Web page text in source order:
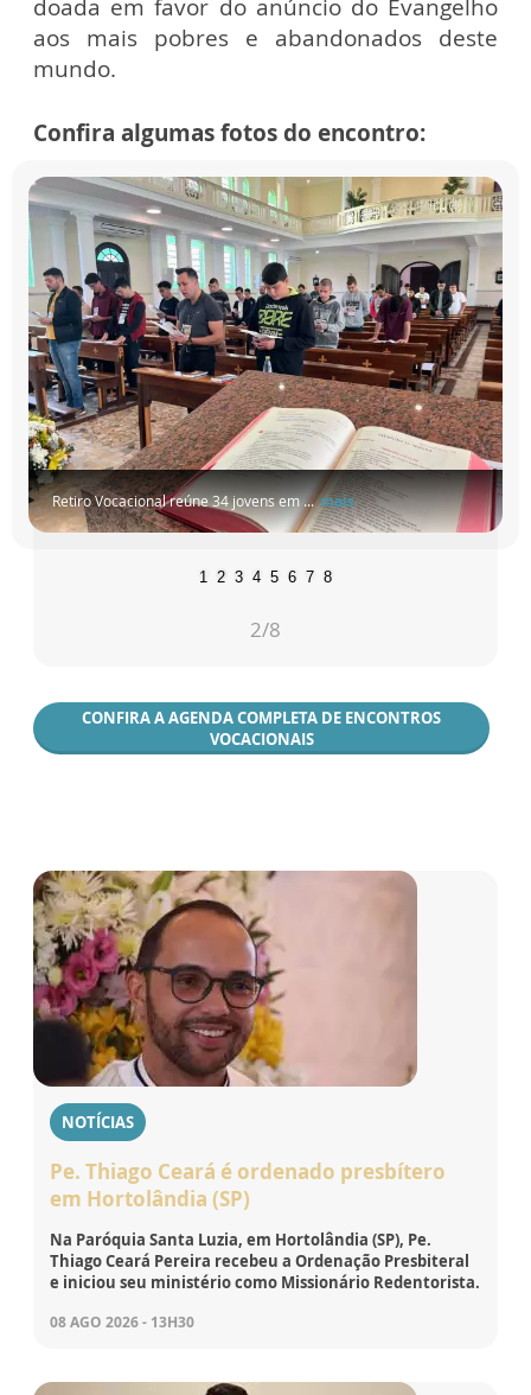
doada em favor do anúncio do Evangelho
aos mais pobres e abandonados deste
mundo.
Confira algumas fotos do encontro:
Retiro Vocacional reúne 34 jovens em ... mais
1 2 3 4 5 6 7 8
2/8
CONFIRA A AGENDA COMPLETA DE ENCONTROS
VOCACIONAIS
NOTÍCIAS
Pe. Thiago Ceará é ordenado presbítero
em Hortolândia (SP)
Na Paróquia Santa Luzia, em Hortolândia (SP), Pe.
Thiago Ceará Pereira recebeu a Ordenação Presbiteral
e iniciou seu ministério como Missionário Redentorista.
08 AGO 2026 - 13H30